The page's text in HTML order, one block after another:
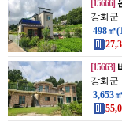
[15666]
강화군
498㎡
[15663]
강화군
3,653